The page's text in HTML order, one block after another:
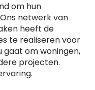
om hun
netwerk van
heeft de
te realiseren voor
gaat om woningen,
projecten.